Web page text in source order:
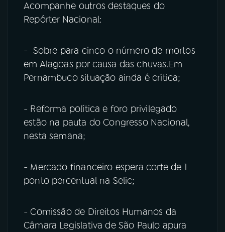
Acompanhe outros destaques do
Repórter Nacional:
- Sobre para cinco o número de mortos
em Alagoas por causa das chuvas.Em
Pernambuco situação ainda é crítica;
- Reforma política e foro privilegado
estão na pauta do Congresso Nacional,
nesta semana;
- Mercado financeiro espera corte de 1
ponto percentual na Selic;
- Comissão de Direitos Humanos da
Câmara Legislativa de São Paulo apura